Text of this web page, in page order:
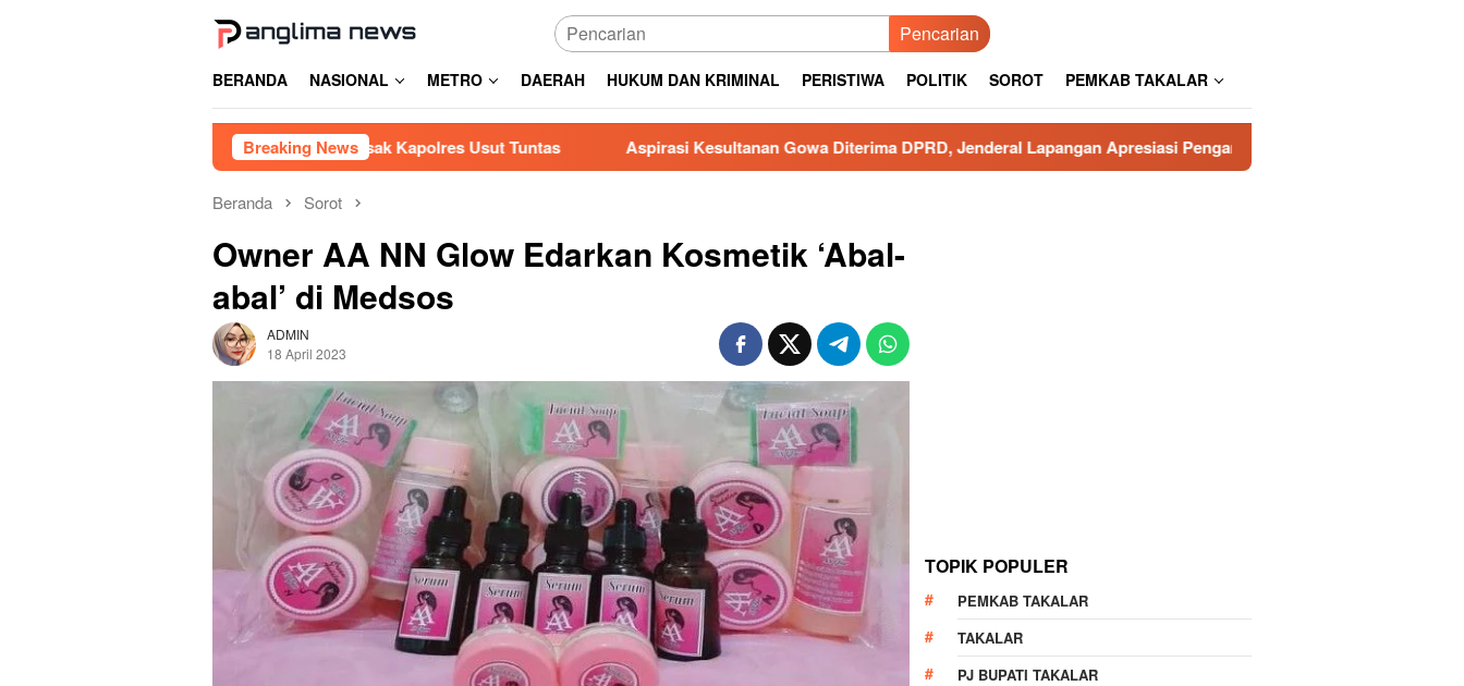
Pencarian
BERANDA NASIONAL METRO DAERAH HUKUM DAN KRIMINAL PERISTIWA POLITIK SOROT PEMKAB TAKALAR
Breaking News
Siluman di Gowa, PRI Desak Kapolres Usut Tuntas Aspirasi Kesultanan Gowa Diterima DPRD, Jenderal Lapangan Apresiasi Pengamanan Polresta Gowa
Beranda Sorot
Owner AA NN Glow Edarkan Kosmetik ‘Abal-
abal’ di Medsos
ADMIN
18 April 2023
TOPIK POPULER
PEMKAB TAKALAR
TAKALAR
PJ BUPATI TAKALAR